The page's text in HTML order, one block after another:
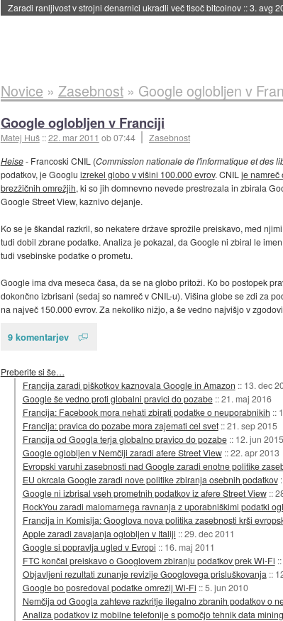
Zaradi ranljivost v strojni denarnici ukradli več tisoč bitcoinov ::3. avg
Novice » Zasebnost» Google oglobljen v
Google oglobljen v Franciji
Matej Huš ::22. mar 2011 ob 07:44 Zasebnost
Heise- Francoski CNIL (Commission nationale de l'informatique et des
podatkov, je Googlu izrekel globo v višini 100.000 evrov. CNIL je namreč
brezžičnih omrežjih, ki so jih domnevno nevede prestrezala in zbirala
Google Street View, kaznivo dejanje.
Ko se je škandal razkril, so nekatere države sprožile preiskavo, med
tudi dobil zbrane podatke. Analiza je pokazal, da Google ni zbiral le
tudi vsebinske podatke o prometu.
Google ima dva meseca časa, da se na globo pritoži. Ko bo postopek
dokončno izbrisani (sedaj so namreč v CNIL-u). Višina globe se zdi za
na največ 150.000 evrov. Za nekoliko nižjo, a še vedno najvišjo v
9 komentarjev
Preberite si še…
Francija zaradi piškotkov kaznovala Google in Amazon :: 13. dec
Google še vedno proti globalni pravici do pozabe ::21. maj 2016
Francija: Facebook mora nehati zbirati podatke o neuporabnikih ::
Francija: pravica do pozabe mora zajemati cel svet ::21. sep 2015
Francija od Googla terja globalno pravico do pozabe :: 12. jun 2015
Google oglobljen v Nemčiji zaradi afere Street View ::22. apr 2013
Evropski varuhi zasebnosti nad Google zaradi enotne politike
EU okrcala Google zaradi nove politike zbiranja osebnih podatkov
Google ni izbrisal vseh prometnih podatkov iz afere Street View ::
RockYou zaradi malomarnega ravnanja z uporabniškimi podatki
Francija in Komisija: Googlova nova politika zasebnosti krši
Apple zaradi zavajanja oglobljen v Italiji ::29. dec 2011
Google si popravlja ugled v Evropi :: 16. maj 2011
FTC končal preiskavo o Googlovem zbiranju podatkov prek Wi-Fi ::
Objavljeni rezultati zunanje revizije Googlovega prisluškovanja ::
Google bo posredoval podatke omrežij Wi-Fi ::5. jun 2010
Nemčija od Googla zahteve razkritje ilegalno zbranih podatkov o
Analiza podatkov iz mobilne telefonije s pomočjo tehnik data